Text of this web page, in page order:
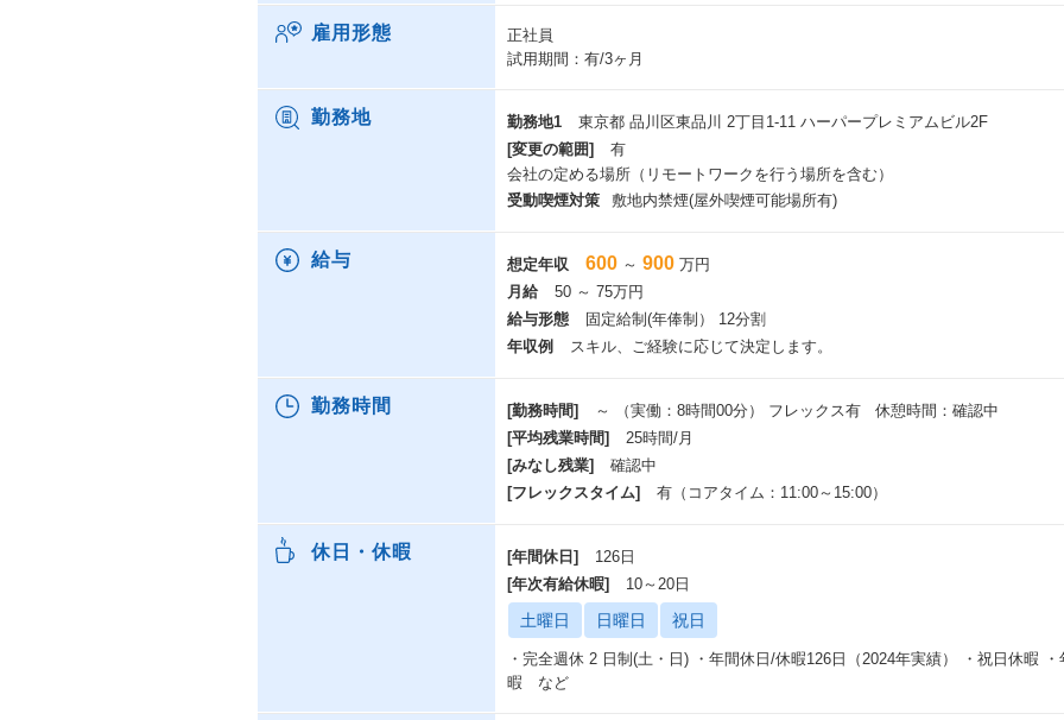
雇用形態
正社員
試用期間：有/3ヶ月
勤務地 勤務地1
東京都 品川区東品川 2丁目1-11 ハーパープレミアムビル2F
[変更の範囲]
有
会社の定める場所（リモートワークを行う場所を含む）
受動喫煙対策
敷地内禁煙(屋外喫煙可能場所有)
給与 想定年収 600 ～ 900 万円
月給
50 ～ 75万円
給与形態
固定給制(年俸制） 12分割
年収例
スキル、ご経験に応じて決定します。
勤務時間 [勤務時間]
～ （実働：8時間00分） フレックス有 休憩時間：確認中
[平均残業時間]
25時間/月
[みなし残業]
確認中
[フレックスタイム]
有（コアタイム：11:00～15:00）
休日・休暇 [年間休日]
126日
[年次有給休暇]
10～20日
土曜日 日曜日 祝日
・完全週休 2 日制(土・日) ・年間休日/休暇126日（2024年実績） ・祝日休暇
暇 など